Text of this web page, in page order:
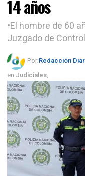
14 años
•El hombre de 60
Juzgado de
Por:Redacción
en Judiciales,